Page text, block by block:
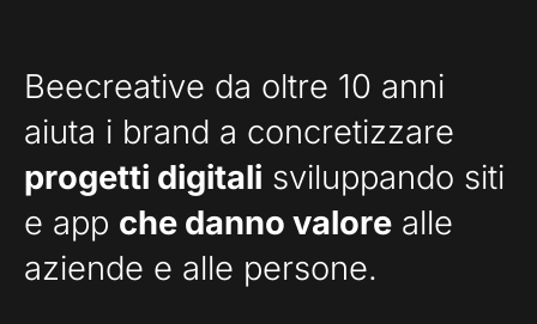
Beecreative da oltre 10 anni
aiuta i brand a concretizzare
progetti digitali sviluppando siti
e app che danno valore alle
aziende e alle persone.